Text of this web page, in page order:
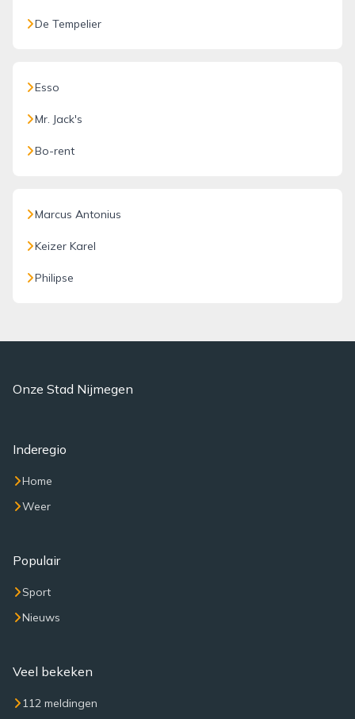
De Tempelier
Esso
Mr. Jack's
Bo-rent
Marcus Antonius
Keizer Karel
Philipse
Onze Stad Nijmegen
Inderegio
Home
Weer
Populair
Sport
Nieuws
Veel bekeken
112 meldingen